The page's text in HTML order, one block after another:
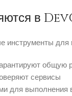
в
инструменты для
общую
сервисы
для выполнения